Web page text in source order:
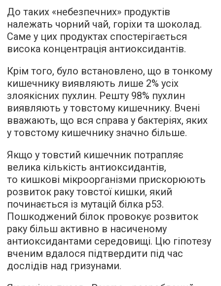
До таких «небезпечних» продуктів
належать чорний чай, горіхи та шоколад.
Саме у цих продуктах спостерігається
висока концентрація антиоксидантів.
Крім того, було встановлено, що в тонкому
кишечнику виявляють лише 2% усіх
злоякісних пухлин. Решту 98% пухлин
виявляють у товстому кишечнику. Вчені
вважають, що вся справа у бактеріях, яких
у товстому кишечнику значно більше.
Якщо у товстий кишечник потрапляє
велика кількість антиоксидантів,
то кишкові мікроорганізми прискорюють
розвиток раку товстої кишки, який
починається із мутацій білка р53.
Пошкоджений білок провокує розвиток
раку більш активно в насиченому
антиоксидантами середовищі. Цю гіпотезу
вченим вдалося підтвердити під час
дослідів над гризунами.